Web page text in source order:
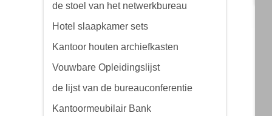
de stoel van het netwerkbureau
Hotel slaapkamer sets
Kantoor houten archiefkasten
Vouwbare Opleidingslijst
de lijst van de bureauconferentie
Kantoormeubilair Bank